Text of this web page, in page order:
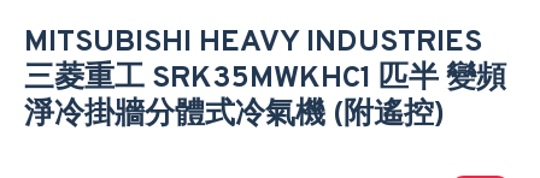
MITSUBISHI HEAVY INDUSTRIES
三菱重工 SRK35MWKHC1 匹半 變頻
淨冷掛牆分體式冷氣機 (附遙控)